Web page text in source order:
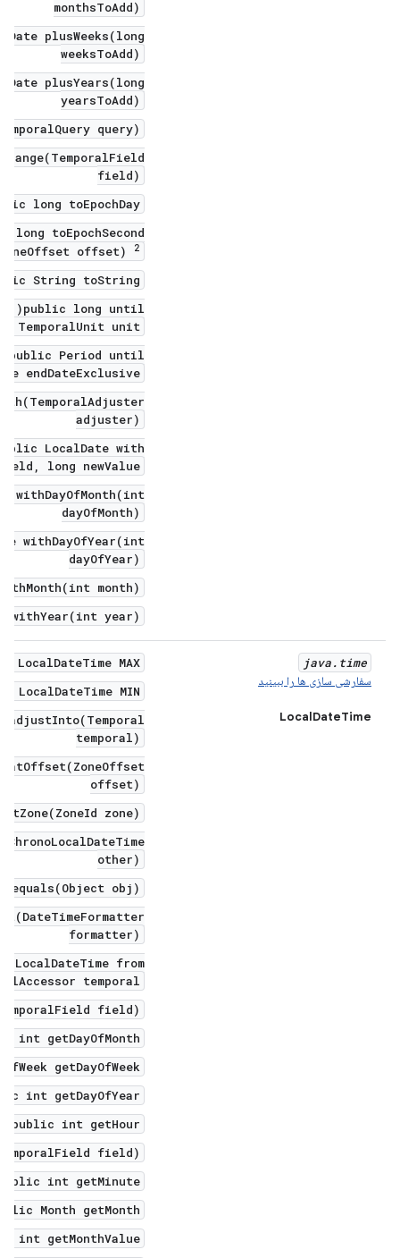
monthsToAdd)
plusWeeks(long
weeksToAdd)
plusYears(long
yearsToAdd)
query)
range(TemporalField
field)
long toEpochDay()
long toEpochSecond(
offset)
2
String toString()
public long until(
TemporalUnit unit)
public Period until(
endDateExclusive)
adjuster)
LocalDate with(
long newValue)
withDayOfMonth(int
dayOfMonth)
withDayOfYear(int
dayOfYear)
month)
withYear(int year)
java. time
سفارشی سازی ها را ببینید
LocalDateTime
MAX
MIN
adjustInto(Temporal
temporal)
atOffset(ZoneOffset
offset)
zone)
other)
equals(Object obj)
formatter)
from(
temporal)
field)
int getDayOfMonth()
getDayOfWeek()
int getDayOfYear()
public int getHour()
field)
int getMinute()
Month getMonth()
int getMonthValue()